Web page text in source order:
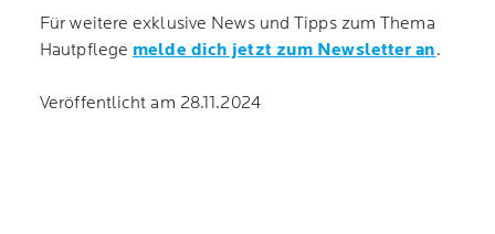
Für weitere exklusive News und Tipps zum Thema
Hautpflege melde dich jetzt zum Newsletter an.
Veröffentlicht am 28.11.2024